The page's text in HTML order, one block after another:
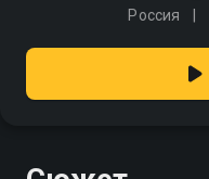
Россия